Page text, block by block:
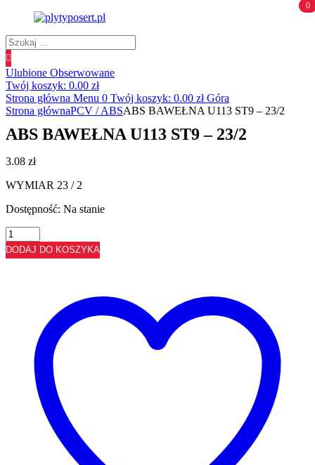
Wyszukiwanie
produktów
0
Ulubione Obserwowane
0
Twój koszyk: 0.00 zł
Strona główna Menu 0 Twój koszyk: 0.00 zł Góra
Strona głównaPCV / ABSABS BAWEŁNA U113 ST9 – 23/2
ABS BAWEŁNA U113 ST9 – 23/2
3.08 zł
WYMIAR 23 / 2
Dostępność: Na stanie
ilość
ABS
BAWEŁNA
DODAJ DO KOSZYKA